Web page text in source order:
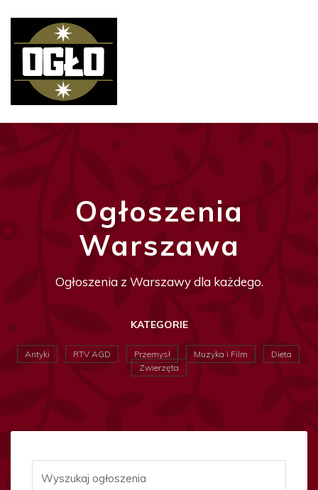
Ogłoszenia
Warszawa
Ogłoszenia z Warszawy dla każdego.
KATEGORIE
Antyki RTV AGD Przemysł Muzyka i Film
Dieta
Zwierzęta